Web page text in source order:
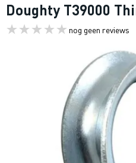
Doughty T39000
nog geen reviews